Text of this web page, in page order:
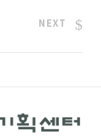
NEXT